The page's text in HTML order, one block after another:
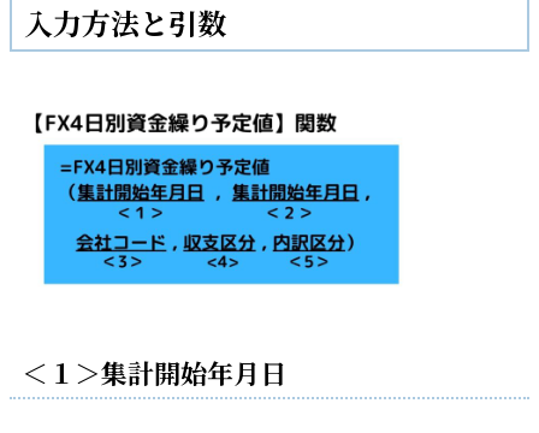
入力方法と引数
＜１＞集計開始年月日